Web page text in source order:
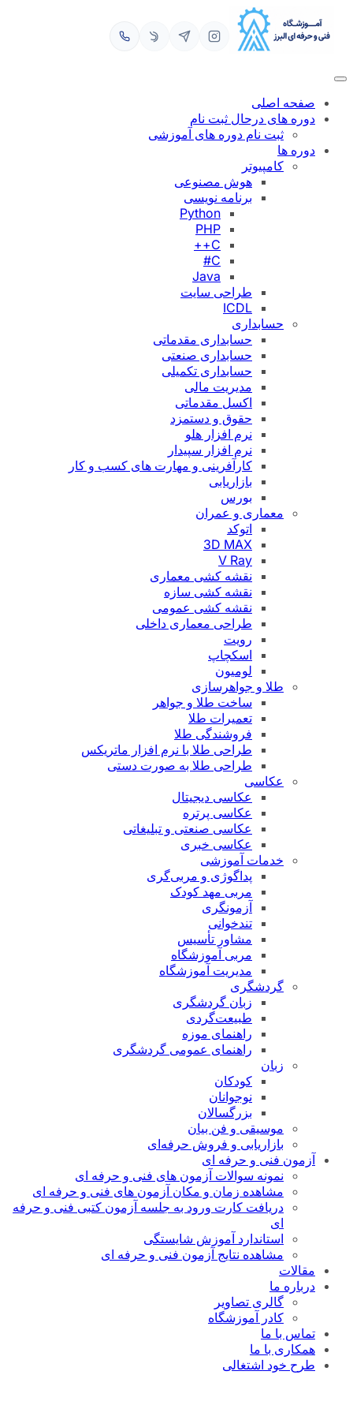
محتوا
صفحه اصلی
دوره های درحال ثبت نام
ثبت نام دوره های آموزشی
دوره ها
کامپیوتر
هوش مصنوعی
برنامه نویسی
Python
PHP
C++
C#
Java
طراحی سایت
ICDL
حسابداری
حسابداری مقدماتی
حسابداری صنعتی
حسابداری تکمیلی
مدیریت مالی
اکسل مقدماتی
حقوق و دستمزد
نرم افزار هلو
نرم افزار سپیدار
کارآفرینی و مهارت های کسب و کار
بازاریابی
بورس
معماری و عمران
اتوکد
3D MAX
V Ray
نقشه کشی معماری
نقشه کشی سازه
نقشه کشی عمومی
طراحی معماری داخلی
رویت
اسکچاپ
لومیون
طلا و جواهرسازی
ساخت طلا و جواهر
تعمیرات طلا
فروشندگی طلا
طراحی طلا با نرم افزار ماتریکس
طراحی طلا به صورت دستی
عکاسی
عکاسی دیجیتال
عکاسی پرتره
عکاسی صنعتی و تبلیغاتی
عکاسی خبری
خدمات آموزشی
پداگوژی و مربی‌گری
مربی مهد کودک
آزمونگری
تندخوانی
مشاور تأسیس
مربی آموزشگاه
مدیریت آموزشگاه
گردشگری
زبان گردشگری
طبیعت‌گردی
راهنمای موزه
راهنمای عمومی گردشگری
زبان
کودکان
نوجوانان
بزرگسالان
موسیقی و فن بیان
بازاریابی و فروش حرفه‌ای
آزمون فنی و حرفه ای
نمونه سوالات آزمون های فنی و حرفه ای
مشاهده زمان و مکان آزمون های فنی و حرفه ای
دریافت کارت ورود به جلسه آزمون کتبی فنی و حرفه
ای
استاندارد آموزش شایستگی
مشاهده نتایج آزمون فنی و حرفه ای
مقالات
درباره ما
گالری تصاویر
کادر آموزشگاه
تماس با ما
همکاری با ما
طرح خود اشتغالی